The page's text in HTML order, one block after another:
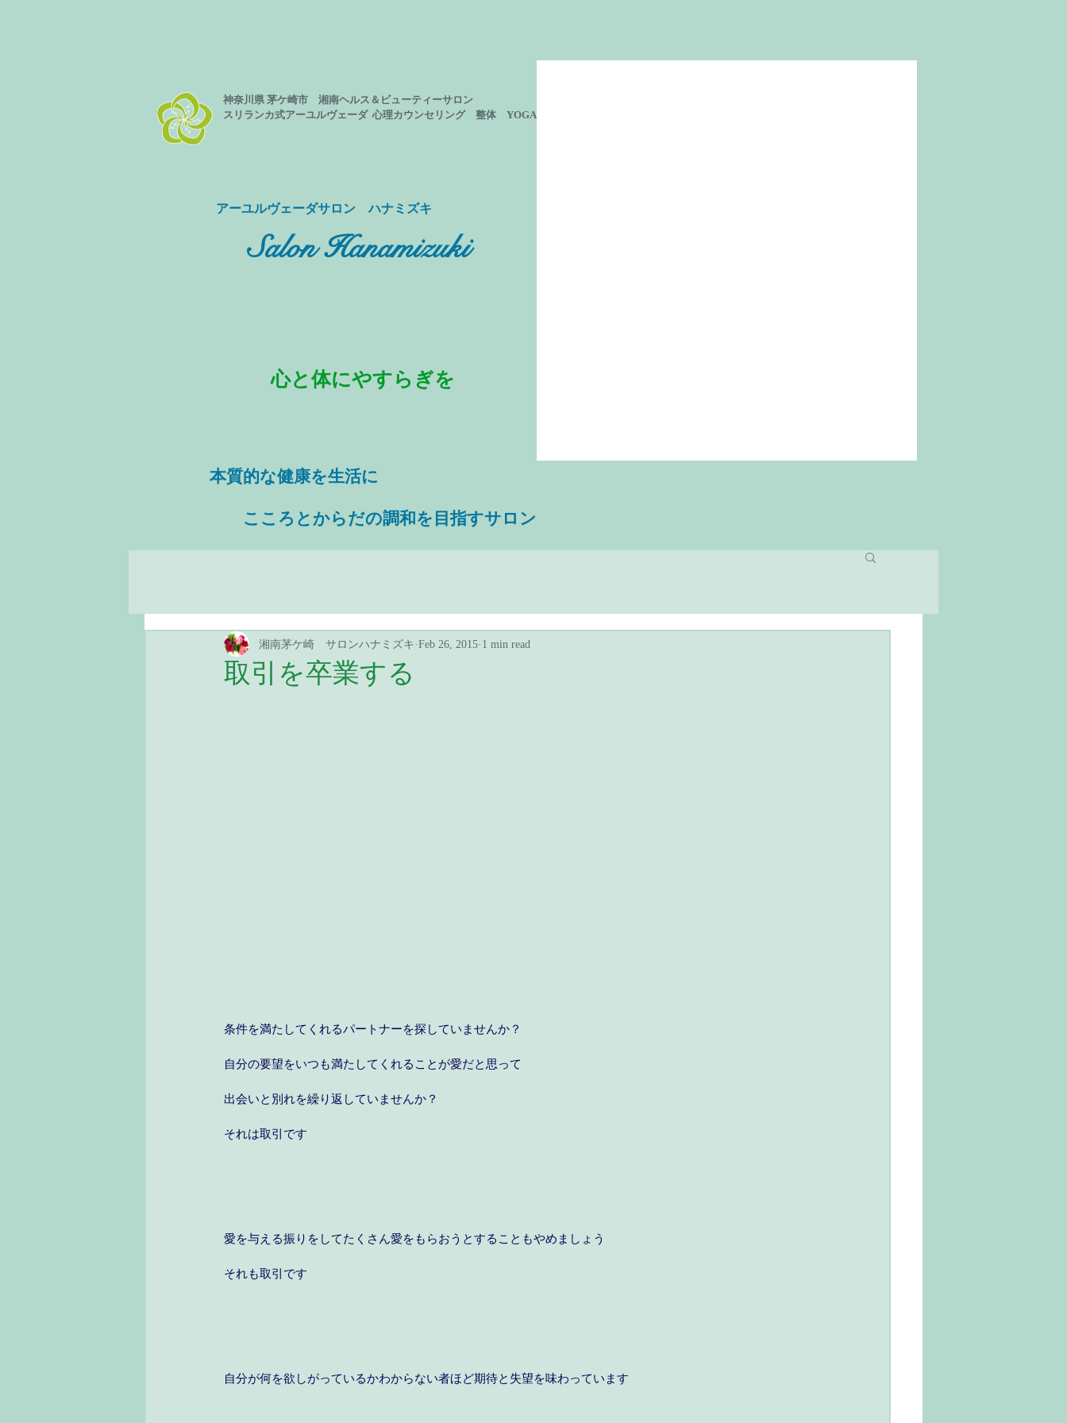
神奈川県 茅ケ崎市 湘南ヘルス＆ビューティーサロン
スリランカ式アーユルヴェーダ 心理カウンセリング 整体 YOGA
心と体にやすらぎを
​アーユルヴェーダサロン ハナミズキ
Salon Hanamizuki
本質的な健康を生活に
​ こころとからだの調和を目指すサロン
取引を卒業する
湘南茅ケ崎 サロンハナミズキ Feb 26, 2015 1 min read
条件を満たしてくれるパートナーを探していませんか？
自分の要望をいつも満たしてくれることが愛だと思って
出会いと別れを繰り返していませんか？
それは取引です
愛を与える振りをしてたくさん愛をもらおうとすることもやめましょう
それも取引です
自分が何を欲しがっているかわからない者ほど期待と失望を味わっています